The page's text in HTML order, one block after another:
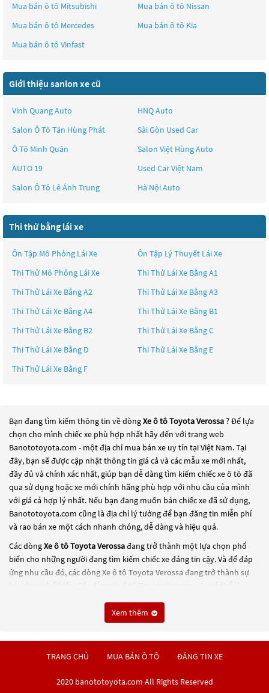
Mua bán ô tô Mitsubishi Mua bán ô tô Nissan
Mua bán ô tô Mercedes Mua bán ô tô Kia
Mua bán ô tô Vinfast
Giới thiệu sanlon xe cũ
Vinh Quang Auto
HNQ Auto
Salon Ô Tô Tân Hùng Phát
Sài Gòn Used Car
Ô Tô Minh Quân
Salon Việt Hùng Auto
AUTO 19
Used Car Việt Nam
Salon Ô Tô Lê Ánh Trung
Hà Nội Auto
Thi thử bằng lái xe
Ôn Tập Mô Phỏng Lái Xe
Ôn Tập Lý Thuyết Lái Xe
Thi Thử Mô Phỏng Lái Xe
Thi Thử Lái Xe Bằng A1
Thi Thử Lái Xe Bằng A2
Thi Thử Lái Xe Bằng A3
Thi Thử Lái Xe Bằng A4
Thi Thử Lái Xe Bằng B1
Thi Thử Lái Xe Bằng B2
Thi Thử Lái Xe Bằng C
Thi Thử Lái Xe Bằng D
Thi Thử Lái Xe Bằng E
Thi Thử Lái Xe Bằng F
Bạn đang tìm kiếm thông tin về dòngXe ô tô Toyota Verossa? Để lựa
chọn cho mình chiếc xe phù hợp nhất hãy đến với trang web
Banototoyota.com - một địa chỉ mua bán xe uy tín tại Việt Nam. Tại
đây, bạn sẽ được cập nhật thông tin giá cả và các mẫu xe mới nhất,
đầy đủ và chính xác nhất, giúp bạn dễ dàng tìm kiếm chiếc xe ô tô đã
qua sử dụng hoặc xe mới chính hãng phù hợp với nhu cầu của mình
với giá cả hợp lý nhất. Nếu bạn đang muốn bán chiếc xe đã sử dụng,
Banototoyota.com cũng là địa chỉ lý tưởng để bạn đăng tin miễn phí
và rao bán xe một cách nhanh chóng, dễ dàng và hiệu quả.
Các dòngXe ô tô Toyota Verossađang trở thành một lựa chọn phổ
biến cho những người đang tìm kiếm chiếc xe đáng tin cậy. Và để đáp
ứng nhu cầu đó, các dòngXe ô tô Toyota Verossa đang trở thành sự
lựa chọn phổ biến. Các dòng
này có thể là
thiết kế hiện đại và công nghệ tiên tiến. Các dòng
này đều được kiểm tra và bảo dưỡng kỹ lưỡng để đảm bảo
chất lượng và hiệu suất tốt nhất. Nếu bạn đang tìm kiếm một chiếc xe,
hãy khám phá các dòng
Xe ô tô Toyota Verossa
này và chọn cho mình
Banototoyota.com
Xem thêm
TRANG CHỦ MUA BÁN Ô TÔ ĐĂNG TIN XE
2020 banototoyota.com All Rights Reserved